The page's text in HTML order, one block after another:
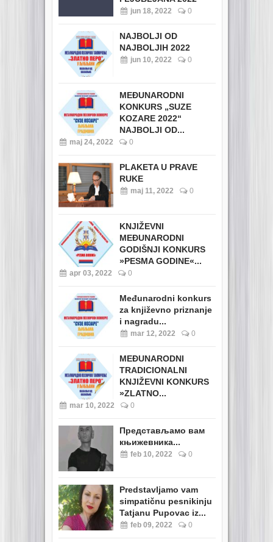
jun 18, 2022 0
NAJBOLJI OD
NAJBOLJIH 2022
jun 10, 2022 0
MEĐUNARODNI
KONKURS „SUZE
KOZARE 2022“
NAJBOLJI OD...
maj 24, 2022 0
PLAKETA U PRAVE
RUKE
maj 11, 2022 0
KNJIŽEVNI
MEĐUNARODNI
GODIŠNJI KONKURS
»PESMA GODINE«...
apr 03, 2022 0
Međunarodni konkurs
za književno priznanje
i nagradu...
mar 12, 2022 0
MEĐUNARODNI
TRADICIONALNI
KNJIŽEVNI KONKURS
»ZLATNO...
mar 10, 2022 0
Представљамо вам
књижевника...
feb 10, 2022 0
Predstavljamo vam
simpatičnu pesnikinju
Tatjanu Pupovac iz...
feb 09, 2022 0